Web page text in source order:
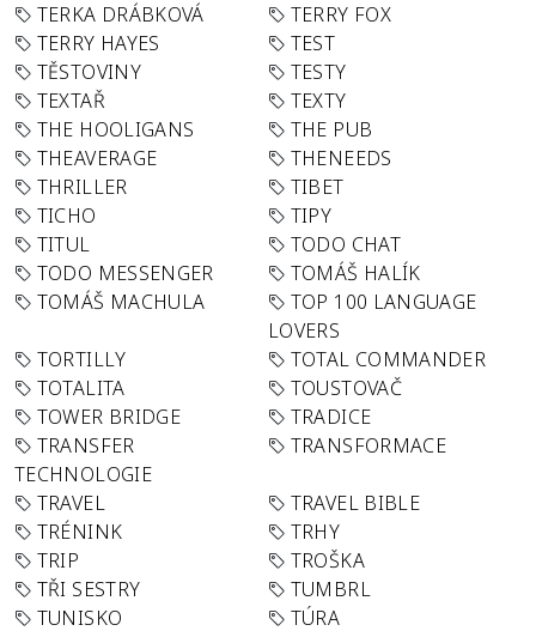
TERKA DRÁBKOVÁ
TERRY FOX
TERRY HAYES
TEST
TĚSTOVINY
TESTY
TEXTAŘ
TEXTY
THE HOOLIGANS
THE PUB
THEAVERAGE
THENEEDS
THRILLER
TIBET
TICHO
TIPY
TITUL
TODO CHAT
TODO MESSENGER
TOMÁŠ HALÍK
TOMÁŠ MACHULA
TOP 100 LANGUAGE
LOVERS
TORTILLY
TOTAL COMMANDER
TOTALITA
TOUSTOVAČ
TOWER BRIDGE
TRADICE
TRANSFER
TECHNOLOGIE
TRANSFORMACE
TRAVEL
TRAVEL BIBLE
TRÉNINK
TRHY
TRIP
TROŠKA
TŘI SESTRY
TUMBRL
TUNISKO
TÚRA